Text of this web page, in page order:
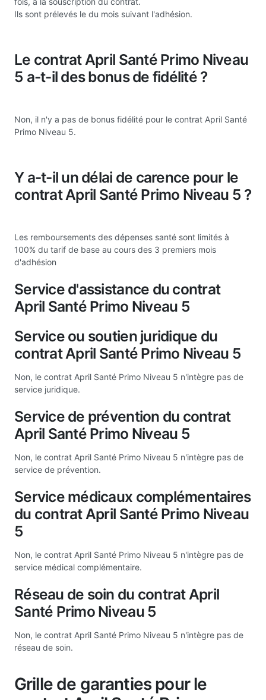
Ils sont prélevés le du mois suivant l'adhésion.
Le contrat April Santé Primo Niveau
5 a-t-il des bonus de fidélité ?
Non, il n'y a pas de bonus fidélité pour le contrat April Santé
Primo Niveau 5.
Y a-t-il un délai de carence pour le
contrat April Santé Primo Niveau 5 ?
Les remboursements des dépenses santé sont limités à
100% du tarif de base au cours des 3 premiers mois
d'adhésion
Service d'assistance du contrat
April Santé Primo Niveau 5
Service ou soutien juridique du
contrat April Santé Primo Niveau 5
Non, le contrat April Santé Primo Niveau 5 n'intègre pas de
service juridique.
Service de prévention du contrat
April Santé Primo Niveau 5
Non, le contrat April Santé Primo Niveau 5 n'intègre pas de
service de prévention.
Service médicaux complémentaires
du contrat April Santé Primo Niveau
5
Non, le contrat April Santé Primo Niveau 5 n'intègre pas de
service médical complémentaire.
Réseau de soin du contrat April
Santé Primo Niveau 5
Non, le contrat April Santé Primo Niveau 5 n'intègre pas de
réseau de soin.
Grille de garanties pour le